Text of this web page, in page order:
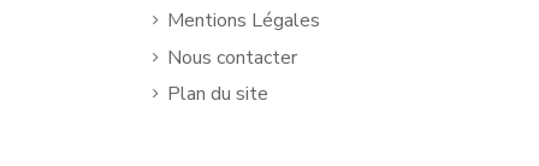
Mentions Légales
Nous contacter
Plan du site